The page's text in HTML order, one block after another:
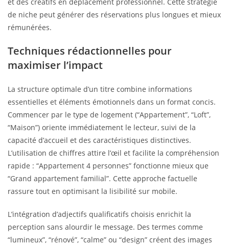
de niche peut générer des réservations plus longues et mieux
rémunérées.
Techniques rédactionnelles pour
maximiser l’impact
La structure optimale d’un titre combine informations
essentielles et éléments émotionnels dans un format concis.
Commencer par le type de logement (“Appartement”, “Loft”,
“Maison”) oriente immédiatement le lecteur, suivi de la
capacité d’accueil et des caractéristiques distinctives.
L’utilisation de chiffres attire l’œil et facilite la compréhension
rapide : “Appartement 4 personnes” fonctionne mieux que
“Grand appartement familial”. Cette approche factuelle
rassure tout en optimisant la lisibilité sur mobile.
L’intégration d’adjectifs qualificatifs choisis enrichit la
perception sans alourdir le message. Des termes comme
“lumineux”, “rénové”, “calme” ou “design” créent des images